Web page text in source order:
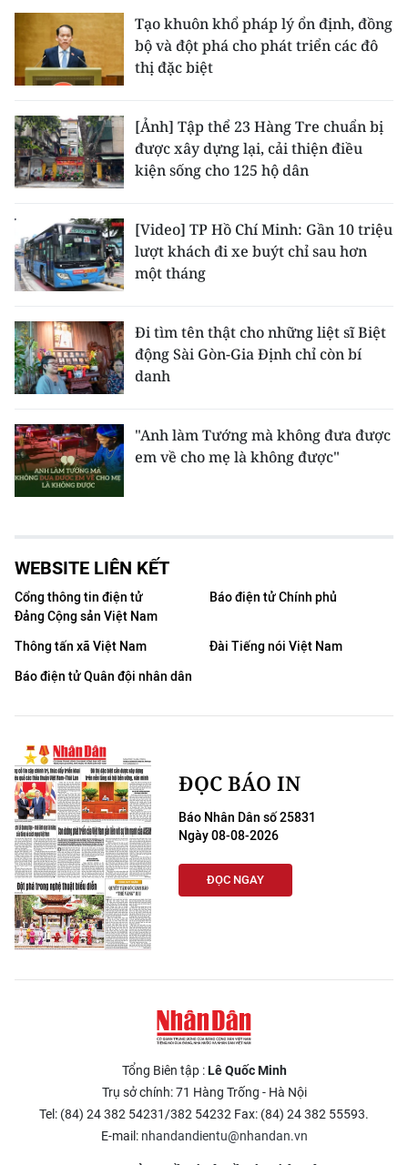
Tạo khuôn khổ pháp lý ổn định, đồng
bộ và đột phá cho phát triển các đô
thị đặc biệt
[Ảnh] Tập thể 23 Hàng Tre chuẩn bị
được xây dựng lại, cải thiện điều
kiện sống cho 125 hộ dân
[Video] TP Hồ Chí Minh: Gần 10 triệu
lượt khách đi xe buýt chỉ sau hơn
một tháng
Đi tìm tên thật cho những liệt sĩ Biệt
động Sài Gòn-Gia Định chỉ còn bí
danh
"Anh làm Tướng mà không đưa được
em về cho mẹ là không được"
WEBSITE LIÊN KẾT
Cổng thông tin điện tử
Đảng Cộng sản Việt Nam
Báo điện tử Chính phủ
Thông tấn xã Việt Nam
Đài Tiếng nói Việt Nam
Báo điện tử Quân đội nhân dân
ĐỌC BÁO IN
Báo Nhân Dân số 25831
Ngày 08-08-2026
ĐỌC NGAY
Tổng Biên tập :Lê Quốc Minh
Trụ sở chính: 71 Hàng Trống - Hà Nội
Tel: (84) 24 382 54231/382 54232 Fax: (84) 24 382 55593.
E-mail: nhandandientu@nhandan.vn